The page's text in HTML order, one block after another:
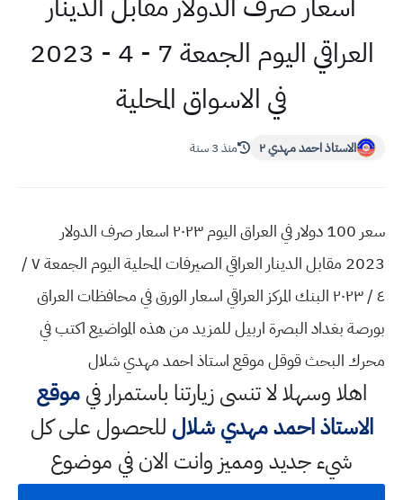
العراقي اليوم الجمعة 7 - 4 - 2023
في الاسواق المحلية
الاستاذ احمد مهدي ٢ منذ 3 سنة
سعر 100 دولار في العراق اليوم ٢٠٢٣ اسعار صرف الدولار
2023 مقابل الدينار العراقي الصيرفات المحلية اليوم الجمعة ٧ /
٤ / ٢٠٢٣ البنك المركز العراقي اسعار الورق في محافظات العراق
بورصة بغداد البصرة اربيل للمزيد من هذه المواضيع اكتب في
محرك البحث قوقل موقع استاذ احمد مهدي شلال
اهلا وسهلالا تنسى زيارتنا باستمرار فيموقع
الاستاذ احمد مهدي شلال للحصول على كل
شيء جديد ومميز وانت الان في موضوع